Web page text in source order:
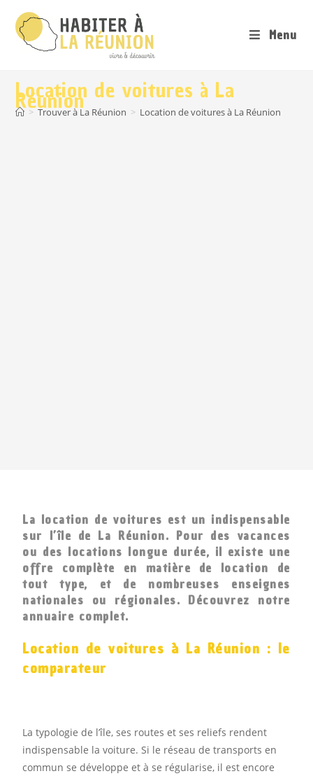
Menu
Location de voitures à La
Réunion
> Trouver à La Réunion > Location de voitures à La Réunion
La location de voitures est un indispensable
sur l’île de La Réunion. Pour des vacances
ou des locations longue durée, il existe une
offre complète en matière de location de
tout type, et de nombreuses enseignes
nationales ou régionales. Découvrez notre
annuaire complet.
Location de voitures à La Réunion : le
comparateur
La typologie de l’île, ses routes et ses reliefs rendent
indispensable la voiture. Si le réseau de transports en
commun se développe et à se régularise, il est encore